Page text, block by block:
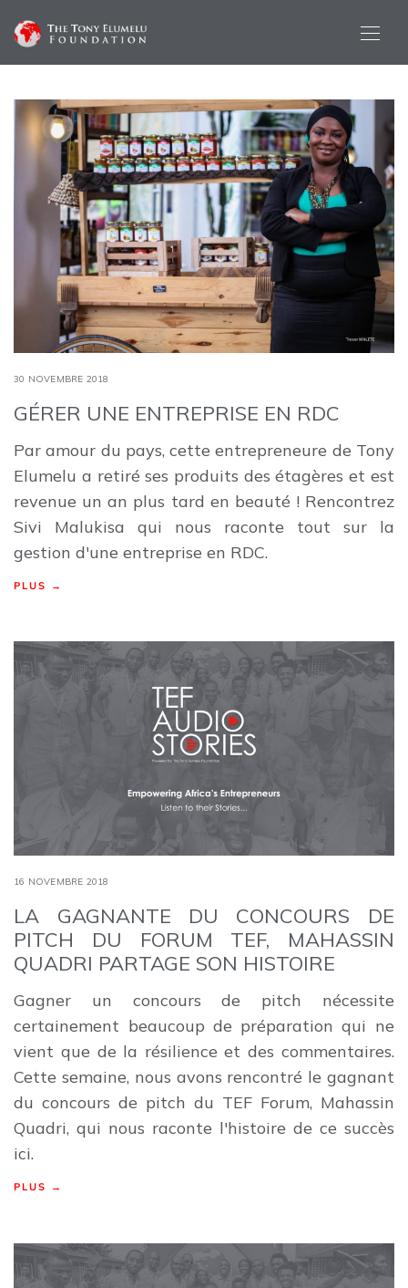
30 NOVEMBRE 2018
GÉRER UNE ENTREPRISE EN RDC
Par amour du pays, cette entrepreneure de Tony
Elumelu a retiré ses produits des étagères et est
revenue un an plus tard en beauté ! Rencontrez
Sivi Malukisa qui nous raconte tout sur la
gestion d'une entreprise en RDC.
PLUS →
16 NOVEMBRE 2018
LA GAGNANTE DU CONCOURS DE
PITCH DU FORUM TEF, MAHASSIN
QUADRI PARTAGE SON HISTOIRE
Gagner un concours de pitch nécessite
certainement beaucoup de préparation qui ne
vient que de la résilience et des commentaires.
Cette semaine, nous avons rencontré le gagnant
du concours de pitch du TEF Forum, Mahassin
Quadri, qui nous raconte l'histoire de ce succès
ici.
PLUS →